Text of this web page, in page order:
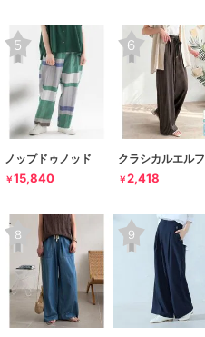
ノップドゥノッド
￥15,840
クラシカルエルフ
￥2,418